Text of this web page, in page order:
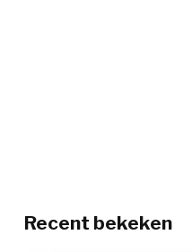
Recent bekeken